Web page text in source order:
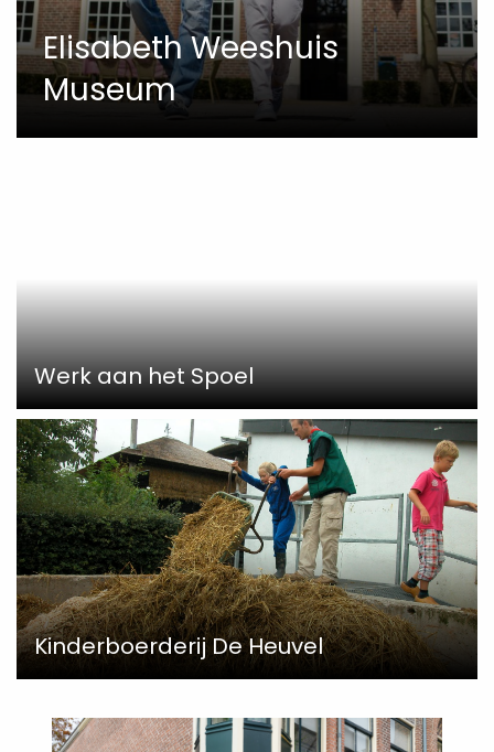
Elisabeth Weeshuis
Museum
Werk aan het Spoel
Kinderboerderij De Heuvel
Read